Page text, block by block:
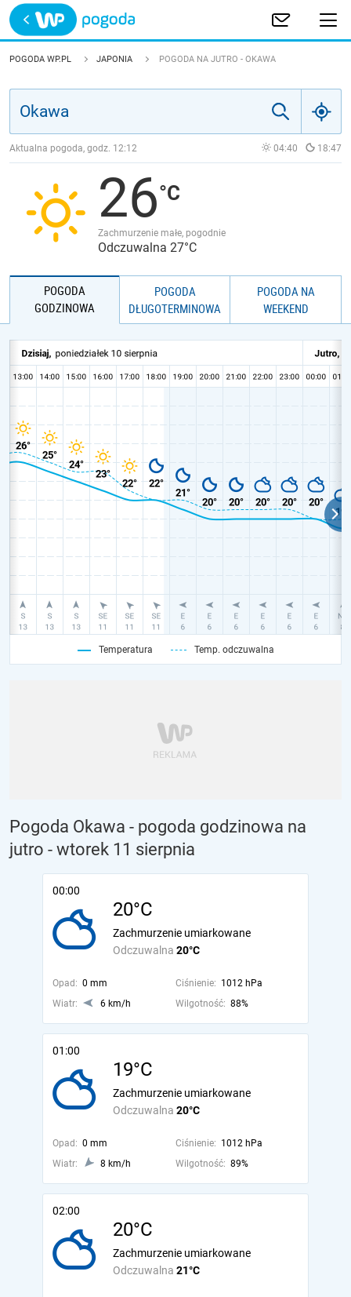
Trwa ładowanie
POLSKA
JAKOŚĆ POWIETRZA
POGODA WP.PL JAPONIA POGODA NA JUTRO - OKAWA
Aktualna pogoda, godz. 12:12 04:40 18:47
26
Zachmurzenie małe, pogodnie
Odczuwalna 27°C
POGODA
GODZINOWA
POGODA
DŁUGOTERMINOWA
POGODA NA
WEEKEND
Temperatura Temp. odczuwalna
Pogoda Okawa - pogoda godzinowa na
jutro - wtorek 11 sierpnia
00:00
20°C
Odczuwalna 20°C
Zachmurzenie umiarkowane
Opad: 0 mm Ciśnienie: 1012 hPa
Wiatr:
6 km/h Wilgotność: 88%
01:00
19°C
Odczuwalna 20°C
Zachmurzenie umiarkowane
Opad: 0 mm Ciśnienie: 1012 hPa
Wiatr:
8 km/h Wilgotność: 89%
02:00
20°C
Odczuwalna 21°C
Zachmurzenie umiarkowane